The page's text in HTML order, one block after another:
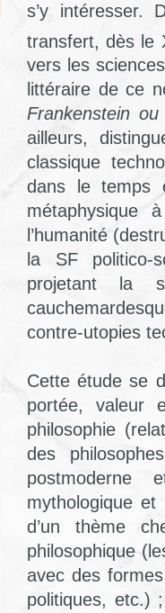
s’y intéresser.
transfert, dès le
vers les
littéraire de ce
Frankenstein
ailleurs,
classique
dans le temps
métaphysique
l’humanité
la SF politico-
projetant la
contre-utopies
Cette étude se
portée, valeur
philosophie
des
postmoderne
mythologique
d’un thème
philosophique
avec des
politiques, etc.)